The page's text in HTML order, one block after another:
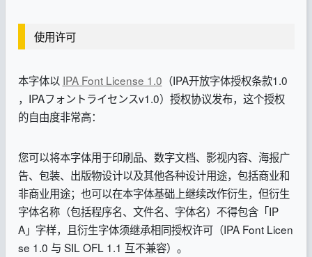
使用许可
本字体以 IPA Font License 1.0 （IPA开放字体授权条款1.0
，IPAフォントライセンスv1.0）授权协议发布，这个授权
的自由度非常高：
您可以将本字体用于印刷品、数字文档、影视内容、海报广
告、包装、出版物设计以及其他各种设计用途，包括商业和
非商业用途；也可以在本字体基础上继续改作衍生，但衍生
字体名称（包括程序名、文件名、字体名）不得包含「IP
A」字样，且衍生字体须继承相同授权许可（IPA Font Licen
se 1.0 与 SIL OFL 1.1 互不兼容）。